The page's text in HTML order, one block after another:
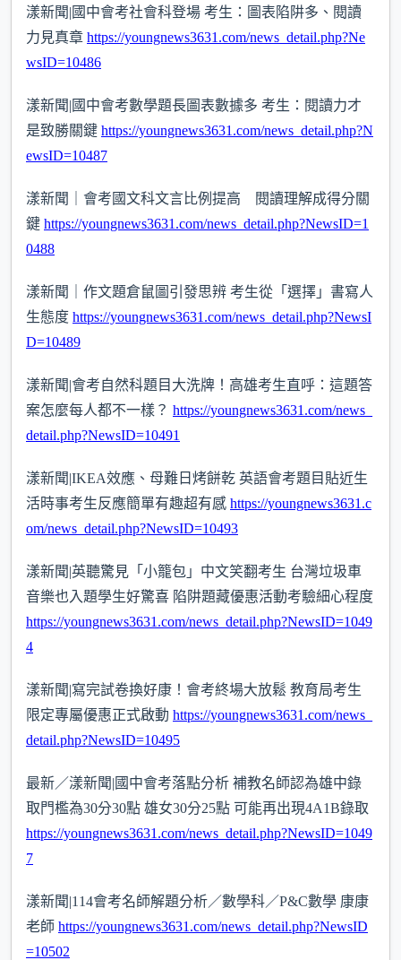
漾新聞|國中會考社會科登場 考生：圖表陷阱多、閱讀
力見真章 https://youngnews3631.com/news_detail.php?Ne
wsID=10486
漾新聞|國中會考數學題長圖表數據多 考生：閱讀力才
是致勝關鍵 https://youngnews3631.com/news_detail.php?N
ewsID=10487
漾新聞｜會考國文科文言比例提高 閱讀理解成得分關
鍵 https://youngnews3631.com/news_detail.php?NewsID=1
0488
漾新聞｜作文題倉鼠圖引發思辨 考生從「選擇」書寫人
生態度 https://youngnews3631.com/news_detail.php?NewsI
D=10489
漾新聞|會考自然科題目大洗牌！高雄考生直呼：這題答
案怎麼每人都不一樣？ https://youngnews3631.com/news_
detail.php?NewsID=10491
漾新聞|IKEA效應、母難日烤餅乾 英語會考題目貼近生
活時事考生反應簡單有趣超有感 https://youngnews3631.c
om/news_detail.php?NewsID=10493
漾新聞|英聽驚見「小籠包」中文笑翻考生 台灣垃圾車
音樂也入題學生好驚喜 陷阱題藏優惠活動考驗細心程度
https://youngnews3631.com/news_detail.php?NewsID=1049
4
漾新聞|寫完試卷換好康！會考終場大放鬆 教育局考生
限定專屬優惠正式啟動 https://youngnews3631.com/news_
detail.php?NewsID=10495
最新／漾新聞|國中會考落點分析 補教名師認為雄中錄
取門檻為30分30點 雄女30分25點 可能再出現4A1B錄取
https://youngnews3631.com/news_detail.php?NewsID=1049
7
漾新聞|114會考名師解題分析／數學科／P&C數學 康康
老師 https://youngnews3631.com/news_detail.php?NewsID
=10502